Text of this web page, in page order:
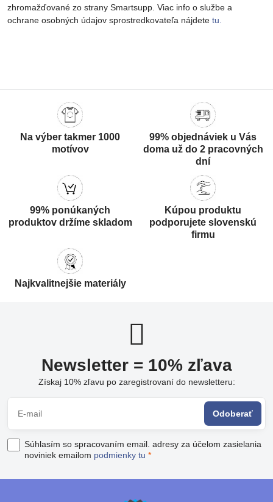
zhromažďované zo strany Smartsupp. Viac info o službe a
ochrane osobných údajov sprostredkovateľa nájdete tu.
Na výber takmer 1000
motívov
99% objednáviek u Vás
doma už do 2 pracovných
dní
99% ponúkaných
produktov držíme skladom
Kúpou produktu
podporujete slovenskú
firmu
Najkvalitnejšie materiály
Newsletter = 10% zľava
Získaj 10% zľavu po zaregistrovaní do newsletteru:
Odoberať
Súhlasím so spracovaním email. adresy za účelom zasielania
noviniek emailom podmienky tu *